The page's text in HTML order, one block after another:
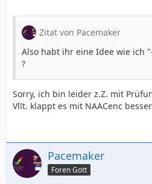
Zitat von Pacemaker
Also habt ihr eine Idee wie ich
?
Sorry, ich bin leider z.Z. mit
Vllt. klappt es mit NAACenc
Pacemaker
Foren Gott